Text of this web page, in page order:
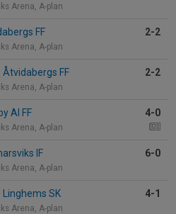
Arena, A-plan
FF
Arena, A-plan
2-2
Åtvidabergs FF
Arena, A-plan
2-2
AI FF
Arena, A-plan
4-0
IF
Arena, A-plan
6-0
Linghems SK
Arena, A-plan
4-1